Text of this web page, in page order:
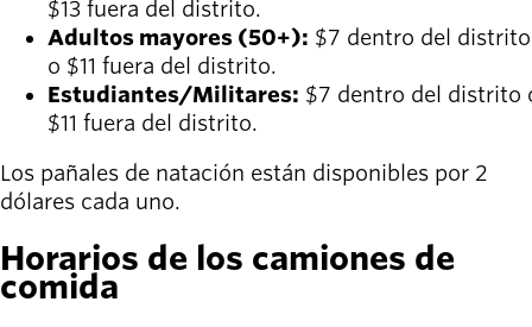
$13 fuera del distrito.
Adultos mayores (50+): $7 dentro del distrito
o $11 fuera del distrito.
Estudiantes/Militares: $7 dentro del distrito
$11 fuera del distrito.
Los pañales de natación están disponibles por 2
dólares cada uno.
Horarios de los camiones de
comida